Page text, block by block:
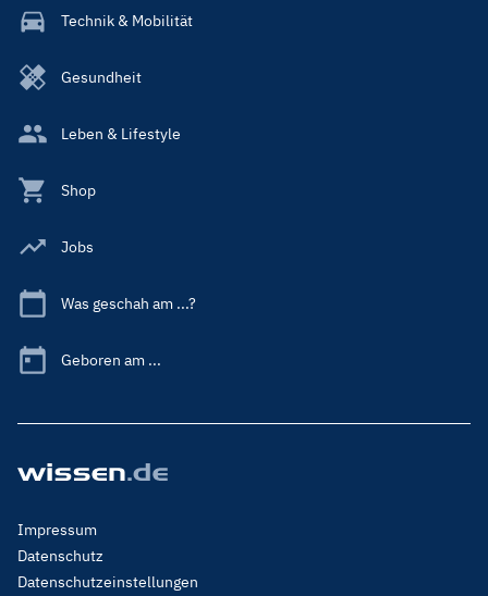
Technik & Mobilität
Gesundheit
Leben & Lifestyle
Shop
Jobs
Was geschah am ...?
Geboren am ...
Footer
Menu
Legal
Impressum
Datenschutz
Datenschutzeinstellungen